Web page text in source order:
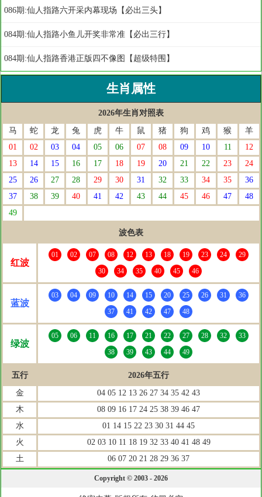
086期:仙人指路六开采内幕现场【必出三头】
084期:仙人指路小鱼儿开奖非常准【必出三行】
084期:仙人指路香港正版四不像图【超级特围】
生肖属性
2026年生肖对照表
马
蛇 龙 兔 虎 牛 鼠 猪 狗 鸡 猴
羊
01
02 03 04 05 06 07 08 09 10 11
12
13
14 15 16 17 18 19 20 21 22 23
24
25
26 27 28 29 30 31 32 33 34 35
36
37
38 39 40 41 42 43 44 45 46 47
48
49
波色表
红波
01 02 07 08 12 13 18 19 23 24
29
30
34 35 40 45 46
蓝波
03 04 09 10 14 15 20 25 26 31
36
37
41 42 47 48
绿波
05 06 11 16 17 21 22 27 28 32
33
38
39 43 44 49
五行
2026年五行
金
04 05 12 13 26 27 34 35 42 43
木
08 09 16 17 24 25 38 39 46 47
水
01 14 15 22 23 30 31 44 45
火
02 03 10 11 18 19 32 33 40 41 48 49
土
06 07 20 21 28 29 36 37
Copyright © 2003 - 2026